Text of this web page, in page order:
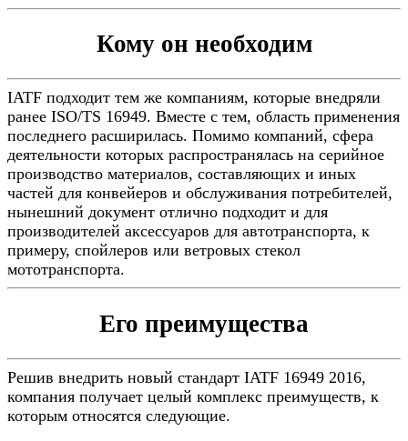
Кому он необходим
IATF подходит тем же компаниям, которые внедряли
ранее ISO/TS 16949. Вместе с тем, область применения
последнего расширилась. Помимо компаний, сфера
деятельности которых распространялась на серийное
производство материалов, составляющих и иных
частей для конвейеров и обслуживания потребителей,
нынешний документ отлично подходит и для
производителей аксессуаров для автотранспорта, к
примеру, спойлеров или ветровых стекол
мототранспорта.
Его преимущества
Решив внедрить новый стандарт IATF 16949 2016,
компания получает целый комплекс преимуществ, к
которым относятся следующие.